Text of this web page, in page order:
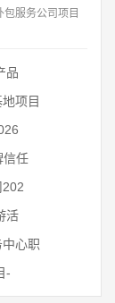
服务公司项目
品
项目
信任
活
心职
-